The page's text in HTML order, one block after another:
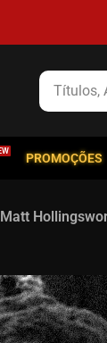
Títulos,
PROMOÇÕES
Matt